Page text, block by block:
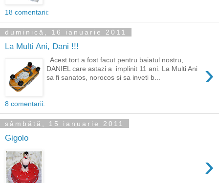
18 comentarii:
duminică, 16 ianuarie 2011
La Multi Ani, Dani !!!
›
Acest tort a fost facut pentru baiatul nostru,
DANIEL care astazi a implinit 11 ani. La Multi Ani
sa fi sanatos, norocos si sa inveti b...
8 comentarii:
sâmbătă, 15 ianuarie 2011
Gigolo
›